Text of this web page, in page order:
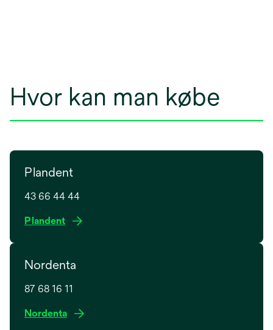
Hvor kan man købe
Plandent
43 66 44 44
Plandento
n
i
Nordenta
87 68 16 11
Nordentao